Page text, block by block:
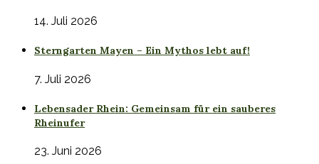
14. Juli 2026
Sterngarten Mayen – Ein Mythos lebt auf!
7. Juli 2026
Lebensader Rhein: Gemeinsam für ein sauberes
Rheinufer
23. Juni 2026